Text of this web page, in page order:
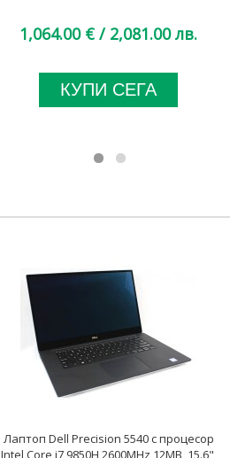
1,064.00 € / 2,081.00 лв.
КУПИ СЕГА
Лаптоп Dell Precision 5540 с процесор
Intel Core i7 9850H 2600MHz 12MB, 15.6",